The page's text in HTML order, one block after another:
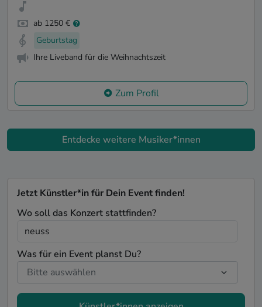
ab 1250 €
Geburtstag
Ihre Liveband für die Weihnachtszeit
Zum Profil
Entdecke weitere Musiker*innen
Jetzt Künstler*in für Dein Event finden!
Wo soll das Konzert stattfinden?
Was für ein Event planst Du?